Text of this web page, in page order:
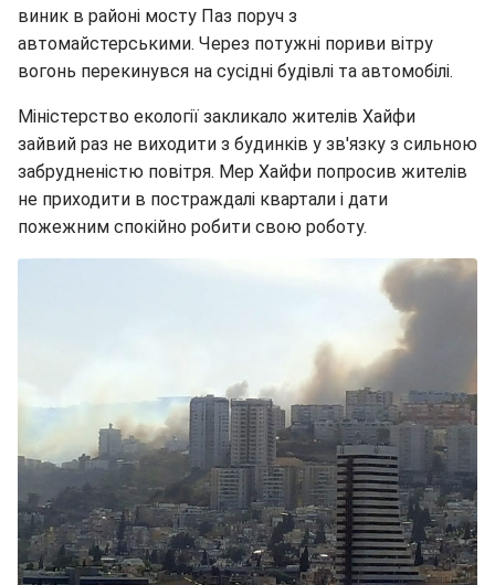
виник в районі мосту Паз поруч з
автомайстерськими. Через потужні пориви вітру
вогонь перекинувся на сусідні будівлі та автомобілі.
Міністерство екології закликало жителів Хайфи
зайвий раз не виходити з будинків у зв'язку з сильною
забрудненістю повітря. Мер Хайфи попросив жителів
не приходити в постраждалі квартали і дати
пожежним спокійно робити свою роботу.